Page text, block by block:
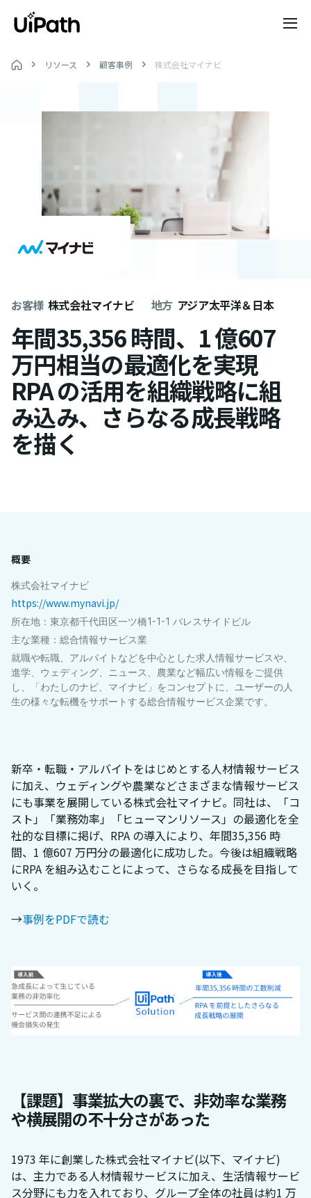
リソース 顧客事例 株式会社マイナビ
お客様 株式会社マイナビ 地方 アジア太平洋＆日本
年間35,356 時間、1 億607
万円相当の最適化を実現
RPA の活用を組織戦略に組
み込み、さらなる成長戦略
を描く
概要
株式会社マイナビ
https://www.mynavi.jp/
所在地：東京都千代田区一ツ橋1-1-1 パレスサイドビル
主な業種：総合情報サービス業
就職や転職、アルバイトなどを中心とした求人情報サービスや、
進学、ウェディング、ニュース、農業など幅広い情報をご提供
し、「わたしのナビ、マイナビ」をコンセプトに、ユーザーの人
⽣の様々な転機をサポートする総合情報サービス企業です。
新卒・転職・アルバイトをはじめとする人材情報サービス
に加え、ウェディングや農業などさまざまな情報サービス
にも事業を展開している株式会社マイナビ。同社は、「コ
スト」「業務効率」「ヒューマンリソース」の最適化を全
社的な目標に掲げ、RPA の導入により、年間35,356 時
間、1 億607 万円分の最適化に成功した。今後は組織戦略
にRPA を組み込むことによって、さらなる成⻑を目指して
いく。
→事例をPDFで読む
【課題】事業拡大の裏で、非効率な業務
や横展開の不十分さがあった
1973 年に創業した株式会社マイナビ(以下、マイナビ)
は、主力である人材情報サービスに加え、生活情報サービ
ス分野にも力を入れており、グループ全体の社員は約1 万